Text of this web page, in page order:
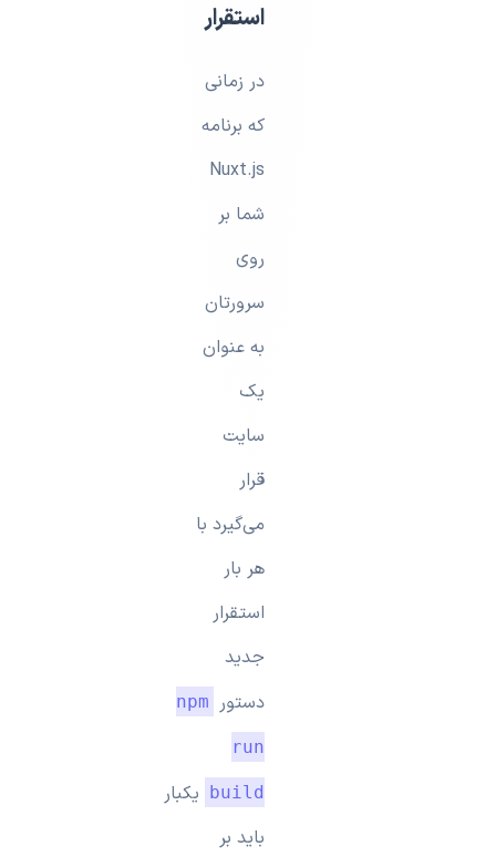
استقرار
در زمانی
که برنامه
Nuxt.js
شما بر
روی
سرورتان
به عنوان
یک
سایت
قرار
می‌گیرد با
هر بار
استقرار
جدید
دستور
npm
run
build یکبار
باید بر